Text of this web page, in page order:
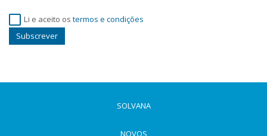
Li e aceito os termos e condições
Subscrever
SOLVANA
NOVOS